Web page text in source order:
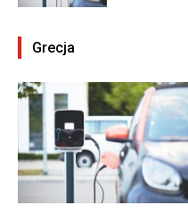
Grecja